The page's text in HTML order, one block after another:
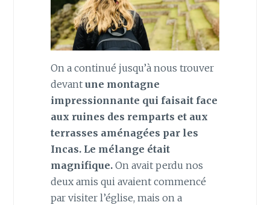
On a continué jusqu’à nous trouver
devant une montagne
impressionnante qui faisait face
aux ruines des remparts et aux
terrasses aménagées par les
Incas. Le mélange était
magnifique.On avait perdu nos
deux amis qui avaient commencé
par visiter l’église, mais on a